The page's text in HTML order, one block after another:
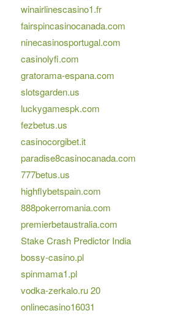
winairlinescasino1.fr
fairspincasinocanada.com
ninecasinosportugal.com
casinolyfi.com
gratorama-espana.com
slotsgarden.us
luckygamespk.com
fezbetus.us
casinocorgibet.it
paradise8casinocanada.com
777betus.us
highflybetspain.com
888pokerromania.com
premierbetaustralia.com
Stake Crash Predictor India
bossy-casino.pl
spinmama1.pl
vodka-zerkalo.ru 20
onlinecasino16031